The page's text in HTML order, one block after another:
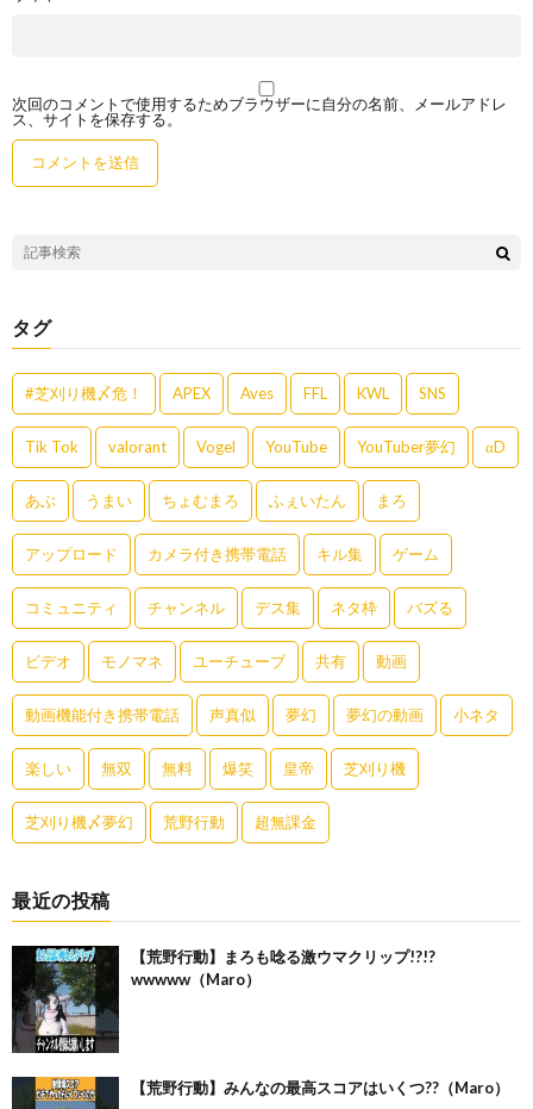
次回のコメントで使用するためブラウザーに自分の名前、メールアドレ
ス、サイトを保存する。
タグ
#芝刈り機〆危！ APEX Aves FFL KWL SNS
Tik Tok valorant Vogel YouTube YouTuber夢幻 αD
あぶ うまい ちょむまろ ふぇいたん まろ
アップロード カメラ付き携帯電話 キル集 ゲーム
コミュニティ チャンネル デス集 ネタ枠 バズる
ビデオ モノマネ ユーチューブ 共有 動画
動画機能付き携帯電話 声真似 夢幻 夢幻の動画 小ネタ
楽しい 無双 無料 爆笑 皇帝 芝刈り機
芝刈り機〆夢幻 荒野行動 超無課金
最近の投稿
【荒野行動】まろも唸る激ウマクリップ!?!?
wwwww（Maro）
【荒野行動】みんなの最高スコアはいくつ??（Maro）